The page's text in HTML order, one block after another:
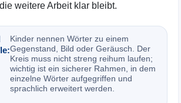
weitere Arbeit klar bleibt.
Kinder nennen Wörter zu einem
Gegenstand, Bild oder Geräusch. Der
Kreis muss nicht streng reihum laufen;
wichtig ist ein sicherer Rahmen, in dem
einzelne Wörter aufgegriffen und
sprachlich erweitert werden.